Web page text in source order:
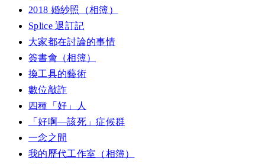
2018 婚紗照（相簿）
Splice 退訂記
大家都在討論的事情
簽書會（相簿）
換工具的藝術
數位敲詐
四種「好」人
「好啊—該死」症候群
一念之間
我的歷代工作室（相簿）